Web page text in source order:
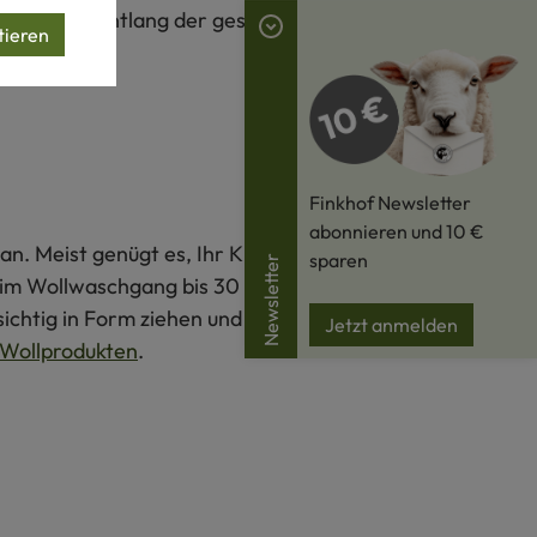
entlang der gesamten Lieferkette
Meist genügt es, Ihr Kleidungsstück im Schatten
bis 30 °C mit Wollwaschmittel und
in Form ziehen und flach auf einem Handtuch
.
Newsletter
Finkhof Newsletter
abonnieren und 10 €
sparen
Jetzt anmelden